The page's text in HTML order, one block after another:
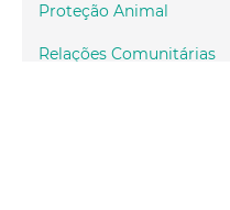
Proteção Animal
Relações Comunitárias